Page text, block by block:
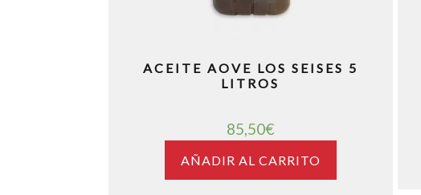
ACEITE AOVE LOS SEISES 5
LITROS
85,50€
AÑADIR AL CARRITO